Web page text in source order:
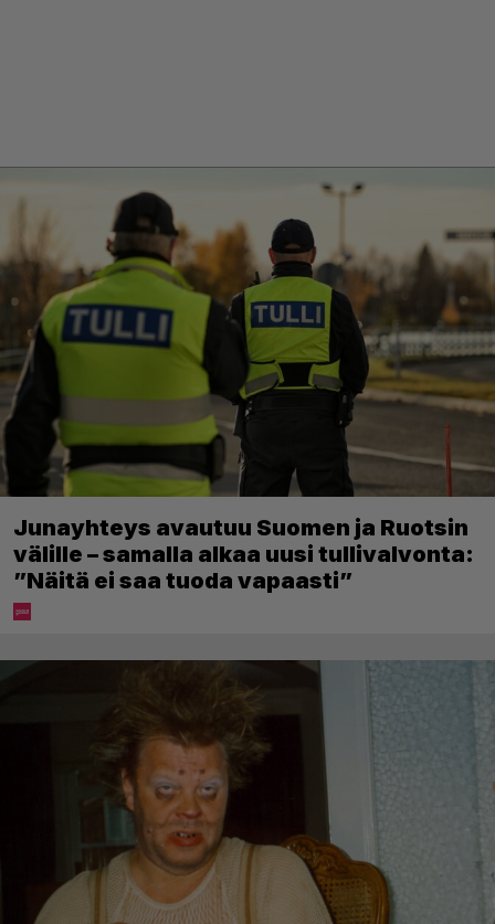
Junayhteys avautuu Suomen ja Ruotsin
välille – samalla alkaa uusi tullivalvonta:
”Näitä ei saa tuoda vapaasti”